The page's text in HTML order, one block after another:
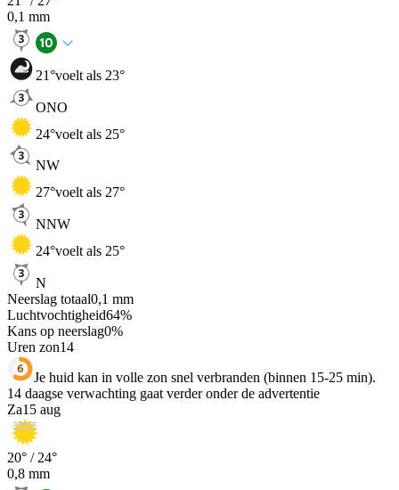
0,1 mm
21°voelt als 23°
ONO
24°voelt als 25°
NW
27°voelt als 27°
NNW
24°voelt als 25°
N
Neerslag totaal0,1 mm
Luchtvochtigheid64%
Kans op neerslag0%
Uren zon14
Je huid kan in volle zon snel verbranden (binnen 15-25 min).
14 daagse verwachting gaat verder onder de advertentie
Za15 aug
20° / 24°
0,8 mm